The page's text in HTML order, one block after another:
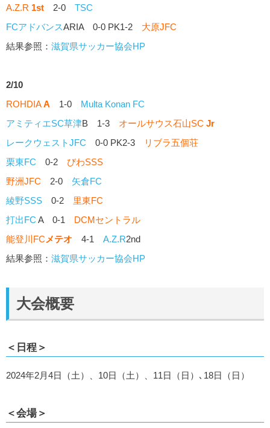
A.Z.R 1st 2-0 TSC
FCアドバンスARIA 0-0 PK1-2 大原JFC
結果参照： 滋賀県サッカー協会HP
2/10
ROHDIAA 1-0 Multa Konan FC
アミティエSC草津B 1-3 オールサウス石山SC Jr
レークウェストJFC 0-0 PK2-3
リブラ五個荘
栗東FC 0-2 びわSSS
野洲JFC 2-0 矢倉FC
綾野SSS 0-2 里東FC
打出FC A 0-1 DCMセントラル
能登川FC メテオ 4-1 A.Z.R2nd
結果参照： 滋賀県サッカー協会HP
大会概要
＜日程＞
2024年2月4日（土）、10日（土）、11日（日）､18日（日）
＜会場＞